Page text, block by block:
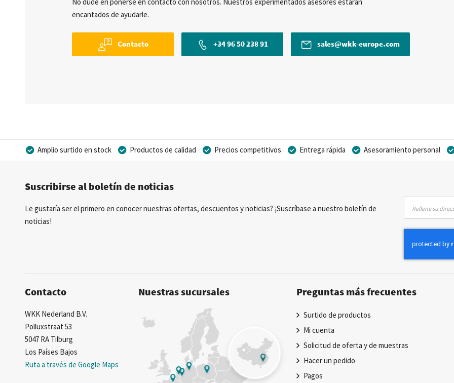
encantados de ayudarle.
Contacto +34 96 50 238 91 sales@wkk-europe.com
Amplio surtido en stock Productos de calidad Precios competitivos Entrega rápida
Asesoramiento personal
Suscribirse al boletín de noticias
Le gustaría ser el primero en conocer nuestras ofertas, descuentos y noticias? ¡Suscríbase a nuestro boletín de
noticias!
nuestro
boletín
Contacto
WKK Nederland B.V.
Polluxstraat 53
5047 RA Tilburg
Los Países Bajos
Ruta a través de Google Maps
Nuestras sucursales Preguntas más frecuentes
Surtido de productos
Mi cuenta
Solicitud de oferta y de muestras
Hacer un pedido
Pagos